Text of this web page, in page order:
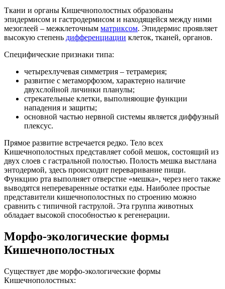
Ткани и органы Кишечнополостных образованы
эпидермисом и гастродермисом и находящейся между ними
мезоглеей – межклеточным матриксом. Эпидермис проявляет
высокую степень дифференциации клеток, тканей, органов.
Специфические признаки типа:
четырехлучевая симметрия – тетрамерия;
развитие с метаморфозом, характерно наличие
двухслойной личинки планулы;
стрекательные клетки, выполняющие функции
нападения и защиты;
основной частью нервной системы является диффузный
плексус.
Прямое развитие встречается редко. Тело всех
Кишечнополостных представляет собой мешок, состоящий из
двух слоев с гастральной полостью. Полость мешка выстлана
энтодермой, здесь происходит переваривание пищи.
Функцию рта выполняет отверстие «мешка», через него также
выводятся непереваренные остатки еды. Наиболее простые
представители кишечнополостных по строению можно
сравнить с типичной гаструлой. Эта группа животных
обладает высокой способностью к регенерации.
Морфо-экологические формы
Кишечнополостных
Существует две морфо-экологические формы
Кишечнополостных: